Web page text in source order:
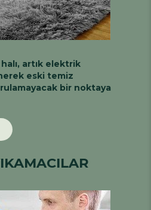
artık elektrik
eski temiz
bir noktaya